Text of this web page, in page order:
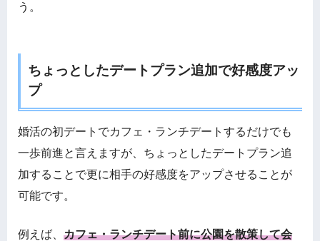
う。
ちょっとしたデートプラン追加で好感度アッ
プ
婚活の初デートでカフェ・ランチデートするだけでも
一歩前進と言えますが、ちょっとしたデートプラン追
加することで更に相手の好感度をアップさせることが
可能です。
例えば、 カフェ・ランチデート前に公園を散策して会